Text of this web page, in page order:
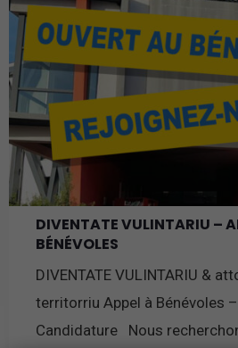
DIVENTATE VULINTARIU –
BÉNÉVOLES
DIVENTATE VULINTARIU &
territorriu Appel à Bénévoles
Candidature Nous